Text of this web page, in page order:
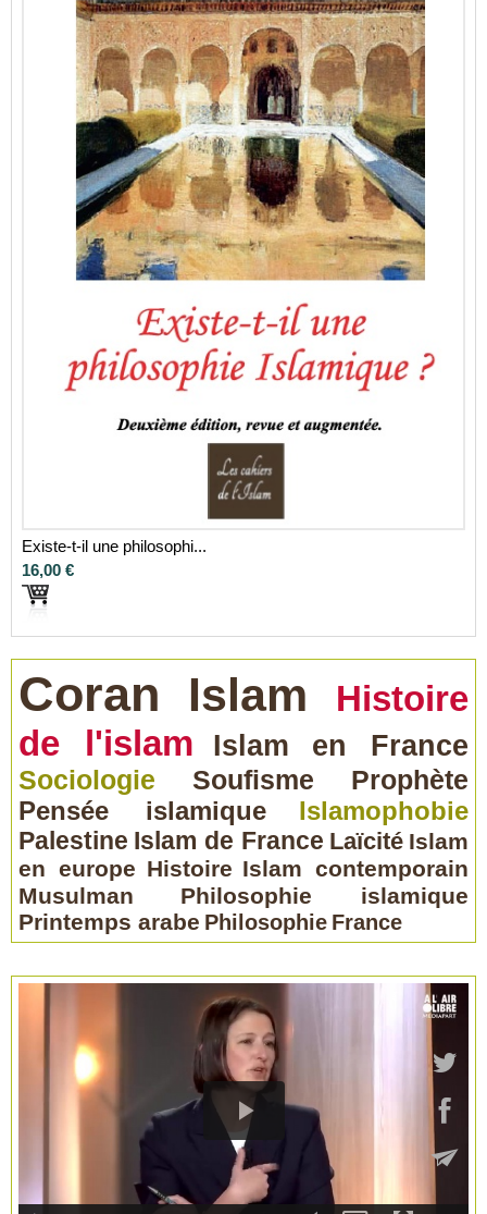
Existe-t-il une philosophi...
16,00 €
Coran Islam
Histoire
de l'islam
Islam en France
Sociologie Soufisme
Prophète
Pensée islamique
Islamophobie
Palestine Islam de France Laïcité Islam
en europe Histoire Islam contemporain
Musulman
Philosophie islamique
Printemps arabe Philosophie France